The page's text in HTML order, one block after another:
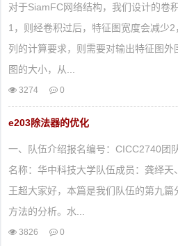
对于SiamFC网络结构，我们设计的卷
1，则经卷积过后，特征图宽度会减少
列的计算要求，则需要对输出特征图
图的大小，从...
3274 0
e203除法器的优化
一、队伍介绍报名编号：CICC2740团
名称：华中科技大学队伍成员：龚绎天
王超大家好，本篇是我们队伍的第九
方法的分析。水...
3826 0